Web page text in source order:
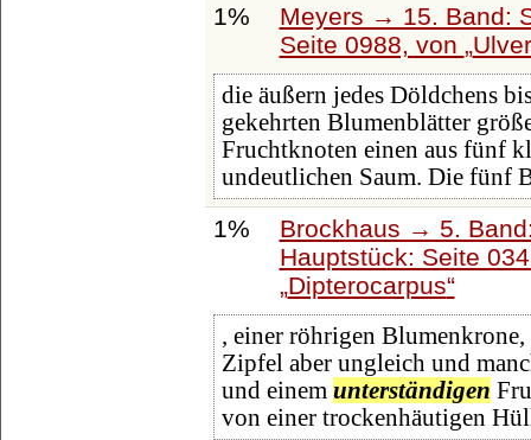
1%
Meyers → 15. Band:
Seite 0988, von
die äußern jedes Döldchens
gekehrten Blumenblätter
Fruchtknoten einen aus fünf
undeutlichen Saum. Die fünf
1%
Brockhaus → 5.
Hauptstück: Seite
Dipterocarpus
, einer röhrigen
Zipfel aber ungleich und
und einem unterständigen
von einer trockenhäutigen